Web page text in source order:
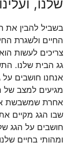
שלנו,
בשביל להבין את
החיים ולשגרת
צריכים לעשות
גג הבית שלנו.
אנחנו חושבים
מגיעים למצב של
אחרת שמשבשת
שבו הגג מקיים
חושבים על הגג
ומהותי בחיים